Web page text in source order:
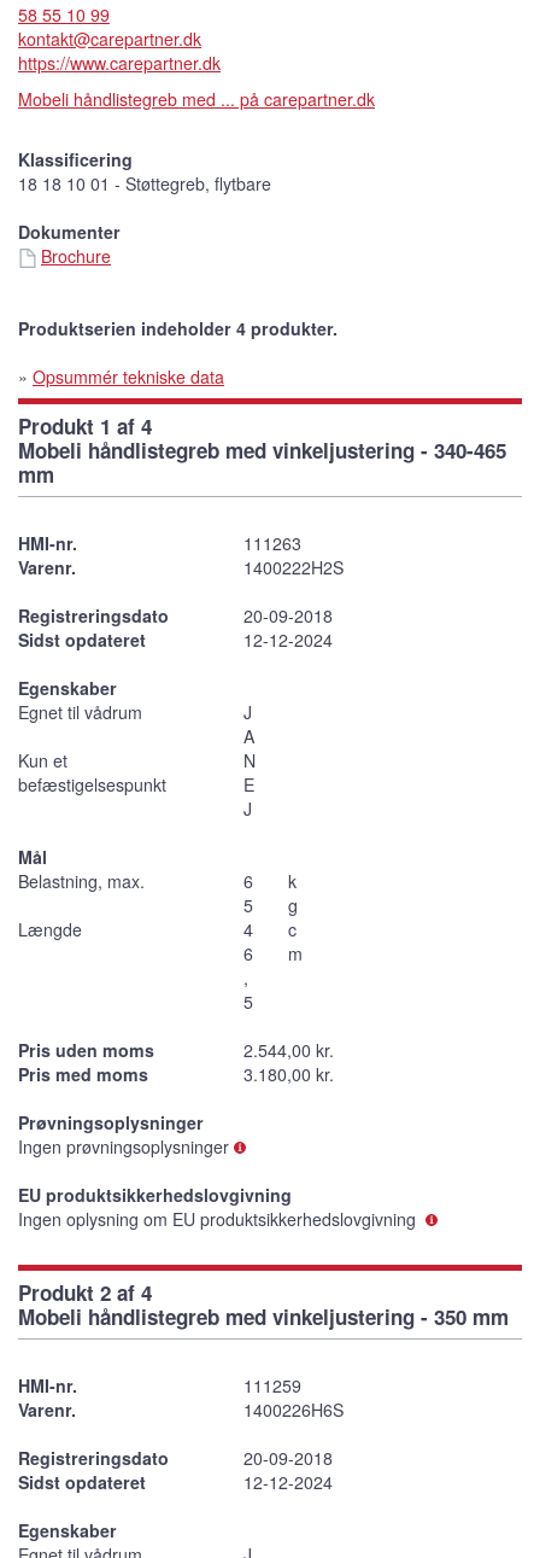
58 55 10 99
kontakt@carepartner.dk
https://www.carepartner.dk
Mobeli håndlistegreb med ... på carepartner.dk
Klassificering
18 18 10 01 - Støttegreb, flytbare
Dokumenter
Brochure
Produktserien indeholder 4 produkter.
» Opsummér tekniske data
Produkt 1 af 4
Mobeli håndlistegreb med vinkeljustering - 340-465
mm
HMI-nr.
111263
Varenr.
1400222H2S
Registreringsdato
20-09-2018
Sidst opdateret
12-12-2024
Egenskaber
Egnet til vådrum
J
A
Kun et
befæstigelsespunkt
N
E
J
Mål
Belastning, max.
6
5
k
g
Længde
4
6
,
5
c
m
Pris uden moms
2.544,00 kr.
Pris med moms
3.180,00 kr.
Prøvningsoplysninger
Ingen prøvningsoplysninger
EU produktsikkerhedslovgivning
Ingen oplysning om EU produktsikkerhedslovgivning
Produkt 2 af 4
Mobeli håndlistegreb med vinkeljustering - 350 mm
HMI-nr.
111259
Varenr.
1400226H6S
Registreringsdato
20-09-2018
Sidst opdateret
12-12-2024
Egenskaber